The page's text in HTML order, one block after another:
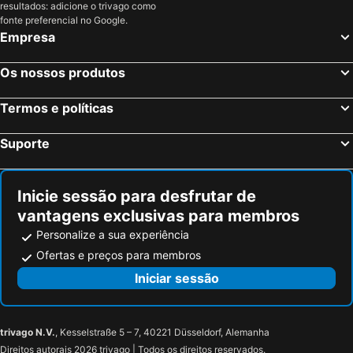
resultados: adicione o trivago como
fonte preferencial no Google.
Empresa
Os nossos produtos
Termos e políticas
Suporte
Inicie sessão para desfrutar de
vantagens exclusivas para membros
Personalize a sua experiência
Ofertas e preços para membros
Iniciar sessão
trivago N.V., Kesselstraße 5 – 7, 40221 Düsseldorf, Alemanha
Direitos autorais 2026 trivago | Todos os direitos reservados.